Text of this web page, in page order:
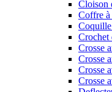
Cloison
Coffre à
Crochet
Crosse
Crosse
Crosse
Crosse